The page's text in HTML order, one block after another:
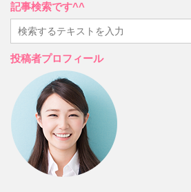
記事検索です^^
投稿者プロフィール